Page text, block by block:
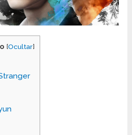
[Ocultar]